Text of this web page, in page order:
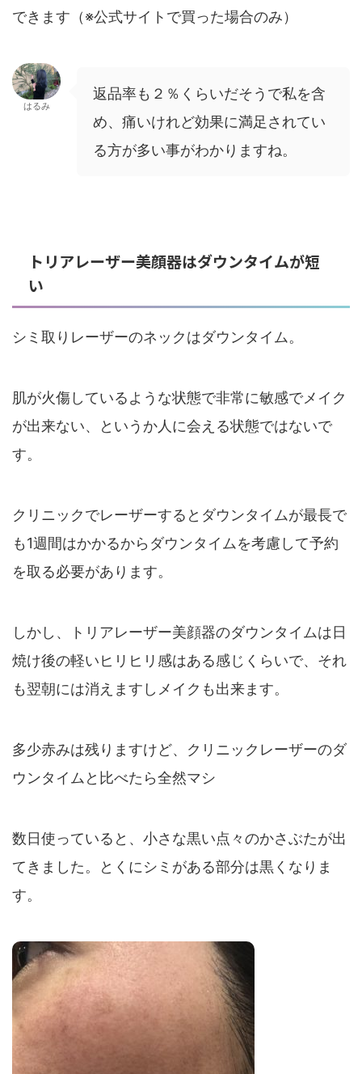
できます（※公式サイトで買った場合のみ）
はるみ
返品率も２％くらいだそうで私を含
め、痛いけれど効果に満足されてい
る方が多い事がわかりますね。
トリアレーザー美顔器はダウンタイムが短
い
シミ取りレーザーのネックはダウンタイム。
肌が火傷しているような状態で非常に敏感でメイク
が出来ない、というか人に会える状態ではないで
す。
クリニックでレーザーするとダウンタイムが最長で
も1週間はかかるからダウンタイムを考慮して予約
を取る必要があります。
しかし、トリアレーザー美顔器のダウンタイムは日
焼け後の軽いヒリヒリ感はある感じくらいで、それ
も翌朝には消えますしメイクも出来ます。
多少赤みは残りますけど、クリニックレーザーのダ
ウンタイムと比べたら全然マシ
数日使っていると、小さな黒い点々のかさぶたが出
てきました。とくにシミがある部分は黒くなりま
す。